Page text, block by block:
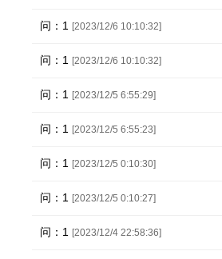
问：1 [2023/12/6 10:10:32]
问：1 [2023/12/6 10:10:32]
问：1 [2023/12/5 6:55:29]
问：1 [2023/12/5 6:55:23]
问：1 [2023/12/5 0:10:30]
问：1 [2023/12/5 0:10:27]
问：1 [2023/12/4 22:58:36]